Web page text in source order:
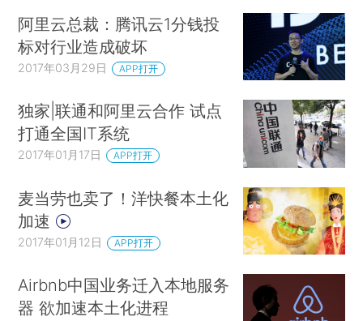
阿里云总裁：腾讯云1分钱投
标对行业造成破坏
2017年03月29日 APP打开
独家|联通和阿里云合作 试点
打通全国IT系统
2017年01月17日 APP打开
麦当劳也卖了！洋快餐本土化
加速
2017年01月12日 APP打开
Airbnb中国业务迁入本地服务
器 欲加速本土化进程